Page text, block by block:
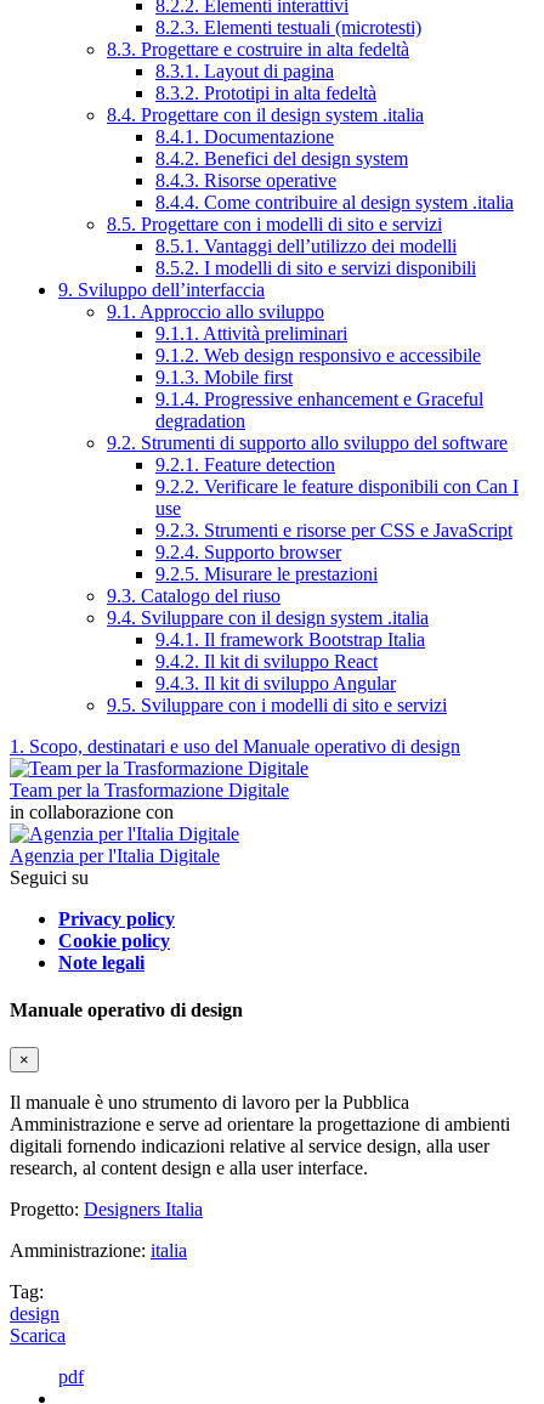
8.2.2. Elementi interattivi
8.2.3. Elementi testuali (microtesti)
8.3. Progettare e costruire in alta fedeltà
8.3.1. Layout di pagina
8.3.2. Prototipi in alta fedeltà
8.4. Progettare con il design system .italia
8.4.1. Documentazione
8.4.2. Benefici del design system
8.4.3. Risorse operative
8.4.4. Come contribuire al design system .italia
8.5. Progettare con i modelli di sito e servizi
8.5.1. Vantaggi dell’utilizzo dei modelli
8.5.2. I modelli di sito e servizi disponibili
9. Sviluppo dell’interfaccia
9.1. Approccio allo sviluppo
9.1.1. Attività preliminari
9.1.2. Web design responsivo e accessibile
9.1.3. Mobile first
9.1.4. Progressive enhancement e Graceful
degradation
9.2. Strumenti di supporto allo sviluppo del software
9.2.1. Feature detection
9.2.2. Verificare le feature disponibili con Can I
use
9.2.3. Strumenti e risorse per CSS e JavaScript
9.2.4. Supporto browser
9.2.5. Misurare le prestazioni
9.3. Catalogo del riuso
9.4. Sviluppare con il design system .italia
9.4.1. Il framework Bootstrap Italia
9.4.2. Il kit di sviluppo React
9.4.3. Il kit di sviluppo Angular
9.5. Sviluppare con i modelli di sito e servizi
1. Scopo, destinatari e uso del Manuale operativo di design
Team per la Trasformazione Digitale
in collaborazione con
Agenzia per l'Italia Digitale
Seguici su
Privacy policy
Cookie policy
Note legali
Manuale operativo di design
×
Il manuale è uno strumento di lavoro per la Pubblica
Amministrazione e serve ad orientare la progettazione di ambienti
digitali fornendo indicazioni relative al service design, alla user
research, al content design e alla user interface.
Progetto: Designers Italia
Amministrazione: italia
Tag:
design
Scarica
pdf